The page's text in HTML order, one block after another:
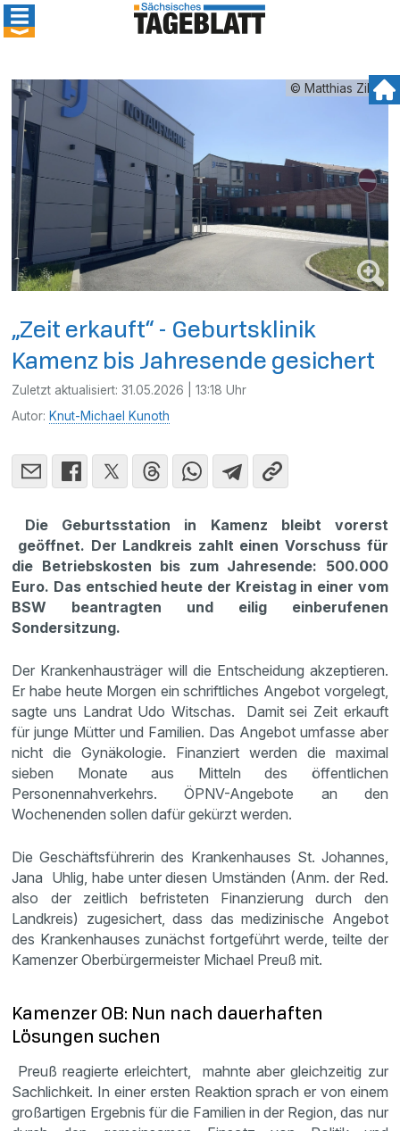
© Matthias Zilch
„Zeit erkauft“ - Geburtsklinik
Kamenz bis Jahresende gesichert
Zuletzt aktualisiert:31.05.2026 | 13:18 Uhr
Autor: Knut-Michael Kunoth
Die Geburtsstation in Kamenz bleibt vorerst
geöffnet. Der Landkreis zahlt einen Vorschuss für
die Betriebskosten bis zum Jahresende: 500.000
Euro. Das entschied heute der Kreistag in einer vom
BSW beantragten und eilig einberufenen
Sondersitzung.
Der Krankenhausträger will die Entscheidung akzeptieren.
Er habe heute Morgen ein schriftliches Angebot vorgelegt,
sagte uns Landrat Udo Witschas. Damit sei Zeit erkauft
für junge Mütter und Familien. Das Angebot umfasse aber
nicht die Gynäkologie. Finanziert werden die maximal
sieben Monate aus Mitteln des öffentlichen
Personennahverkehrs. ÖPNV-Angebote an den
Wochenenden sollen dafür gekürzt werden.
Die Geschäftsführerin des Krankenhauses St. Johannes,
Jana Uhlig, habe unter diesen Umständen (Anm. der Red.
also der zeitlich befristeten Finanzierung durch den
Landkreis) zugesichert, dass das medizinische Angebot
des Krankenhauses zunächst fortgeführt werde, teilte der
Kamenzer Oberbürgermeister Michael Preuß mit.
Kamenzer OB: Nun nach dauerhaften
Lösungen suchen
Preuß reagierte erleichtert, mahnte aber gleichzeitig zur
Sachlichkeit. In einer ersten Reaktion sprach er von einem
großartigen Ergebnis für die Familien in der Region, das nur